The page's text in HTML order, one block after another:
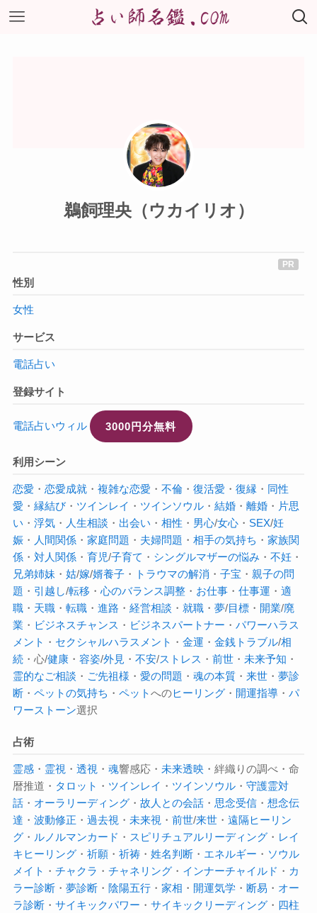
鵜飼理央（ウカイリオ）
性別
女性
サービス
電話占い
登録サイト
電話占いウィル 3000円分無料
利用シーン
恋愛 ・ 恋愛成就・ 複雑な恋愛 ・ 不倫・ 復活愛 ・ 復縁 ・ 同性
愛 ・ 縁結び・ ツインレイ ・ ツインソウル・ 結婚・ 離婚・ 片思
い ・ 浮気・ 人生相談 ・ 出会い ・ 相性 ・ 男心/女心・ SEX/妊
娠・ 人間関係・ 家庭問題 ・ 夫婦問題 ・ 相手の気持ち ・ 家族関
係・ 対人関係・ 育児/子育て ・ シングルマザーの悩み ・ 不妊・
兄弟姉妹 ・ 姑/嫁/婿養子・ トラウマの解消 ・ 子宝 ・ 親子の問
題 ・ 引越し/転移 ・ 心のバランス調整・ お仕事・ 仕事運 ・ 適
職・ 天職・ 転職・ 進路 ・ 経営相談 ・ 就職・ 夢/目標・ 開業/廃
業 ・ ビジネスチャンス ・ ビジネスパートナー ・ パワーハラス
メント ・ セクシャルハラスメント ・ 金運 ・ 金銭トラブル/相
続・心/健康・ 容姿/外見 ・ 不安/ストレス ・ 前世・ 未来予知 ・
霊的なご相談 ・ ご先祖様 ・ 愛の問題 ・ 魂の本質・ 来世・ 夢診
断・ ペットの気持ち ・ ペットへのヒーリング・ 開運指導・ パ
ワーストーン選択
占術
霊感・ 霊視 ・ 透視 ・ 魂響感応・ 未来透映・絆織りの調べ・命
暦推道・ タロット ・ ツインレイ ・ ツインソウル・ 守護霊対
話・ オーラ リーディング・ 故人との会話・ 思念受信・ 想念伝
達 ・ 波動修正 ・ 過去視 ・ 未来視 ・ 前世/来世・ 遠隔ヒーリン
グ・ ルノルマンカード ・ スピリチュアルリーディング・ レイ
キヒーリング・ 祈願・ 祈祷・ 姓名判断・ エネルギー ・ ソウル
メイト ・ チャクラ ・ チャネリング・ インナーチャイルド ・ カ
ラー診断・ 夢診断・ 陰陽五行・ 家相 ・ 開運気学・ 断易 ・ オー
ラ診断・ サイキックパワー ・ サイキック リーディング・ 四柱